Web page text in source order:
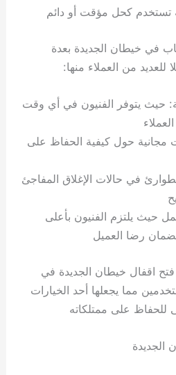
تستخدم كحل مؤقت أو دائم
في خيطان الجديدة بعدة
للعديد من العملاء منها:
حيث يتوفر الفنيون في أي وقت
مجانية حول كيفية الحفاظ على
في حالات الإغلاق المفاجئ
حيث يلتزم الفنيون بأعلى
رضا العميل
اقفال خيطان الجديدة في
مما يجعلها أحد الخيارات
على ممتلكاته